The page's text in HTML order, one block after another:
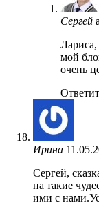
Сергей
Лариса,
мой
очень
Ирина
Сергей,
на такие
ими с